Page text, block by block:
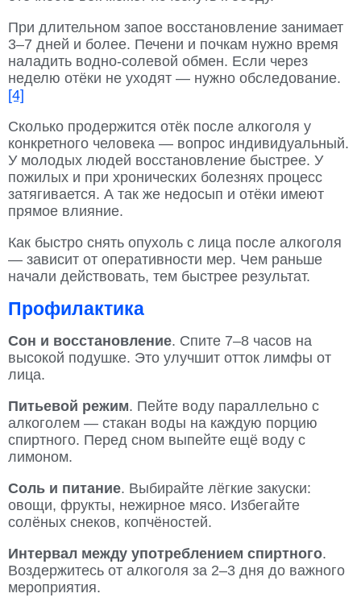
При длительном запое восстановление занимает
3–7 дней и более. Печени и почкам нужно время
наладить водно-солевой обмен. Если через
неделю отёки не уходят — нужно обследование.
[4]
Сколько продержится отёк после алкоголя у
конкретного человека — вопрос индивидуальный.
У молодых людей восстановление быстрее. У
пожилых и при хронических болезнях процесс
затягивается. А так же недосып и отёки имеют
прямое влияние.
Как быстро снять опухоль с лица после алкоголя
— зависит от оперативности мер. Чем раньше
начали действовать, тем быстрее результат.
Профилактика
Сон и восстановление. Спите 7–8 часов на
высокой подушке. Это улучшит отток лимфы от
лица.
Питьевой режим. Пейте воду параллельно с
алкоголем — стакан воды на каждую порцию
спиртного. Перед сном выпейте ещё воду с
лимоном.
Соль и питание. Выбирайте лёгкие закуски:
овощи, фрукты, нежирное мясо. Избегайте
солёных снеков, копчёностей.
Интервал между употреблением спиртного.
Воздержитесь от алкоголя за 2–3 дня до важного
мероприятия.